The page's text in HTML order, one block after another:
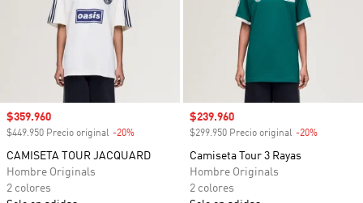
Precio de venta
$359.960
$449.950 Precio original -20%
CAMISETA TOUR JACQUARD
Hombre Originals
2 colores
Precio de venta
$239.960
$299.950 Precio original -20%
Camiseta Tour 3 Rayas
Hombre Originals
2 colores